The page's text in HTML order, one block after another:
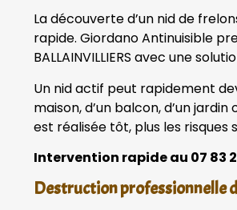
La découverte d’un nid de
rapide. Giordano Antinuisible
BALLAINVILLIERS avec une
Un nid actif peut rapidement
maison, d’un balcon, d’un
est réalisée tôt, plus les risques
Intervention rapide au 07 83
Destruction professionnelle